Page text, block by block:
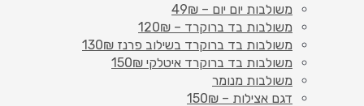
משולבות יום יום – 49₪
משולבות בד ברוקרד – 120₪
משולבות בד ברוקרד בשילוב פרנז 130₪
משולבות בד ברוקרד איטלקי 150₪
משולבות מנומר
דגם אצילות – 150₪